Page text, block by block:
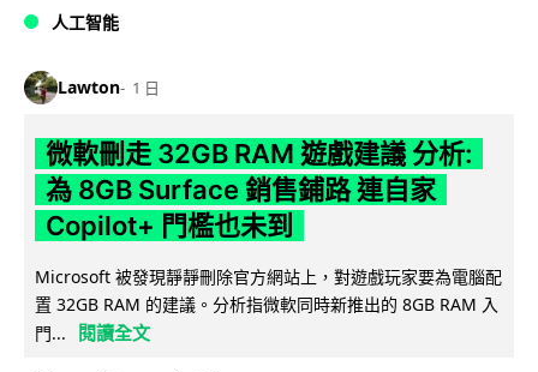
人工智能
Lawton 1 日
微軟刪走 32GB RAM 遊戲建議 分析:
為 8GB Surface 銷售鋪路 連自家
Copilot+ 門檻也未到
Microsoft 被發現靜靜刪除官方網站上，對遊戲玩家要為電腦配
置 32GB RAM 的建議。分析指微軟同時新推出的 8GB RAM 入
門...
閱讀全文